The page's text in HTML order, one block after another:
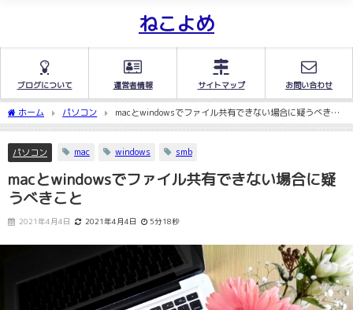
ねこよめ
ブログについて 運営者情報 サイトマップ お問い合わせ
ホーム パソコン
macとwindowsでファイル共有できない場合に疑うべきこ
と
パソコン mac windows smb
macとwindowsでファイル共有できない場合に疑
うべきこと
2021年4月4日 2021年4月4日 5分18秒